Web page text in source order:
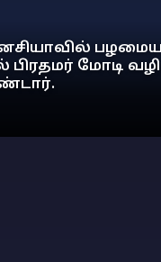
மோடி